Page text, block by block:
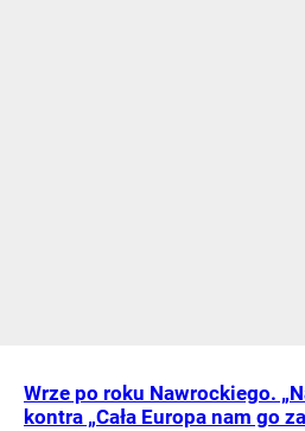
Wrze po roku Nawrockiego.
kontra „Cała Europa nam go